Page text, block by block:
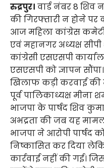
रुद्रपुर। वार्ड नंबर 8 शिव
की गिरफ्तारी न होने पर
आज महिला कांग्रेस कमेटी
एवं महानगर अध्यक्ष
कांग्रेसी एसएसपी
एसएसपी को ज्ञापन
खिलाफ कड़ी करवाई की
पूर्व पालिकाध्यक्ष मीना
भाजपा के पार्षद शिव
अभद्रता की जब यह
भाजपा ने आरोपी पार्षद
निष्कासित कर दिया
कार्रवाई नहीं की गई।